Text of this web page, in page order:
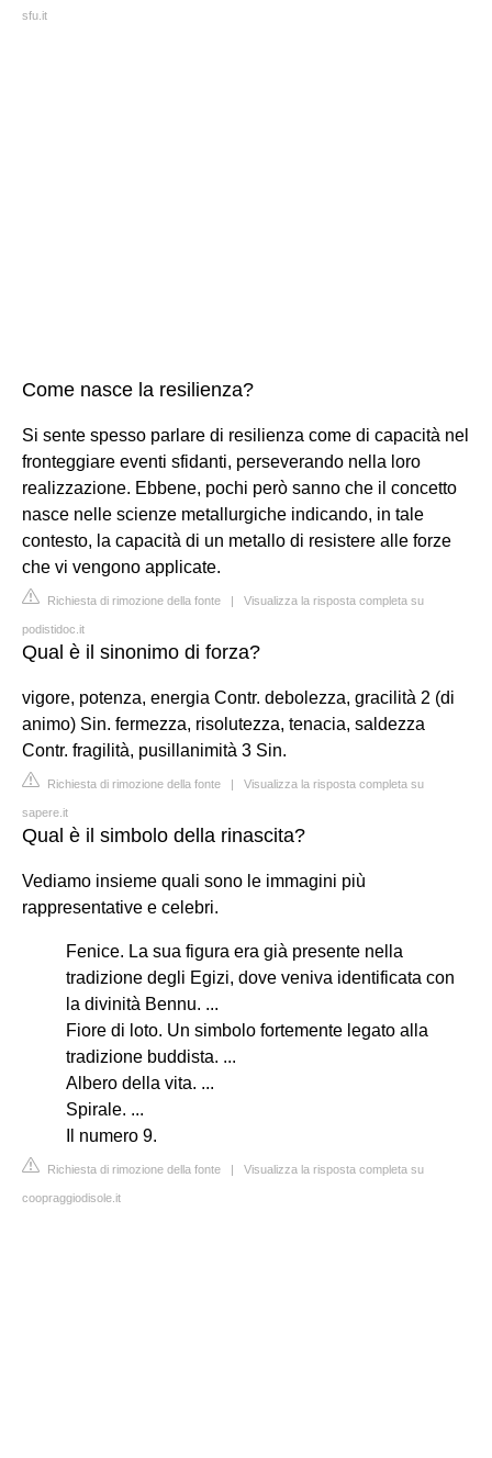
sfu.it
Come nasce la resilienza?
Si sente spesso parlare di resilienza come di capacità nel
fronteggiare eventi sfidanti, perseverando nella loro
realizzazione. Ebbene, pochi però sanno che il concetto
nasce nelle scienze metallurgiche indicando, in tale
contesto, la capacità di un metallo di resistere alle forze
che vi vengono applicate.
Richiesta di rimozione della fonte | Visualizza la risposta completa su
podistidoc.it
Qual è il sinonimo di forza?
vigore, potenza, energia Contr. debolezza, gracilità 2 (di
animo) Sin. fermezza, risolutezza, tenacia, saldezza
Contr. fragilità, pusillanimità 3 Sin.
Richiesta di rimozione della fonte | Visualizza la risposta completa su
sapere.it
Qual è il simbolo della rinascita?
Vediamo insieme quali sono le immagini più
rappresentative e celebri.
Fenice. La sua figura era già presente nella
tradizione degli Egizi, dove veniva identificata con
la divinità Bennu. ...
Fiore di loto. Un simbolo fortemente legato alla
tradizione buddista. ...
Albero della vita. ...
Spirale. ...
Il numero 9.
Richiesta di rimozione della fonte | Visualizza la risposta completa su
coopraggiodisole.it